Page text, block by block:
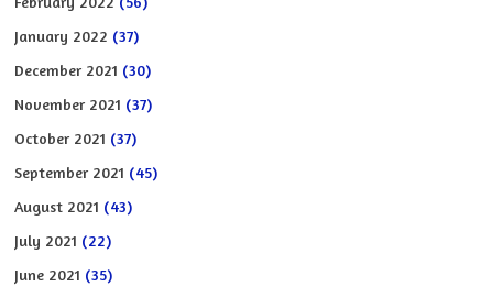
January 2022 (37)
December 2021 (30)
November 2021 (37)
October 2021 (37)
September 2021 (45)
August 2021 (43)
July 2021 (22)
June 2021 (35)